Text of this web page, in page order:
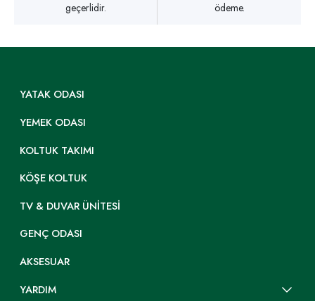
geçerlidir.
ödeme.
YATAK ODASI
YEMEK ODASI
KOLTUK TAKIMI
KÖŞE KOLTUK
TV & DUVAR ÜNITESI
GENÇ ODASI
AKSESUAR
YARDIM